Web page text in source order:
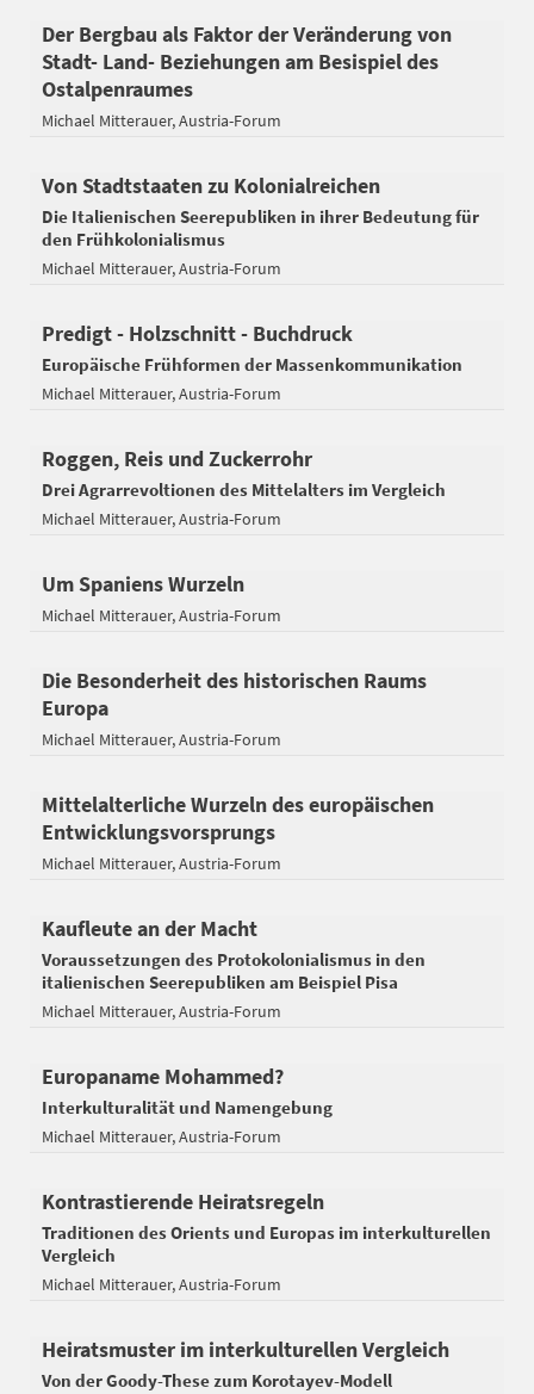
Der Bergbau als Faktor der Veränderung von
Stadt- Land- Beziehungen am Besispiel des
Ostalpenraumes
Michael Mitterauer Austria-Forum
Von Stadtstaaten zu Kolonialreichen
Die Italienischen Seerepubliken in ihrer Bedeutung für
den Frühkolonialismus
Michael Mitterauer Austria-Forum
Predigt - Holzschnitt - Buchdruck
Europäische Frühformen der Massenkommunikation
Michael Mitterauer Austria-Forum
Roggen, Reis und Zuckerrohr
Drei Agrarrevoltionen des Mittelalters im Vergleich
Michael Mitterauer Austria-Forum
Um Spaniens Wurzeln
Michael Mitterauer Austria-Forum
Die Besonderheit des historischen Raums
Europa
Michael Mitterauer Austria-Forum
Mittelalterliche Wurzeln des europäischen
Entwicklungsvorsprungs
Michael Mitterauer Austria-Forum
Kaufleute an der Macht
Voraussetzungen des Protokolonialismus in den
italienischen Seerepubliken am Beispiel Pisa
Michael Mitterauer Austria-Forum
Europaname Mohammed?
Interkulturalität und Namengebung
Michael Mitterauer Austria-Forum
Kontrastierende Heiratsregeln
Traditionen des Orients und Europas im interkulturellen
Vergleich
Michael Mitterauer Austria-Forum
Heiratsmuster im interkulturellen Vergleich
Von der Goody-These zum Korotayev-Modell